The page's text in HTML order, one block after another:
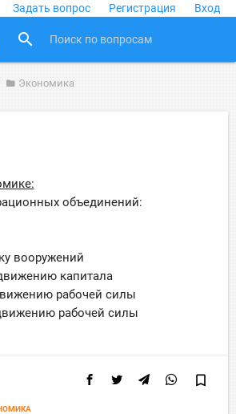
Задать вопрос Регистрация Вход
search
folder Экономика
объединений:
вооружений
капитала
рабочей силы
рабочей силы
bookmark_border